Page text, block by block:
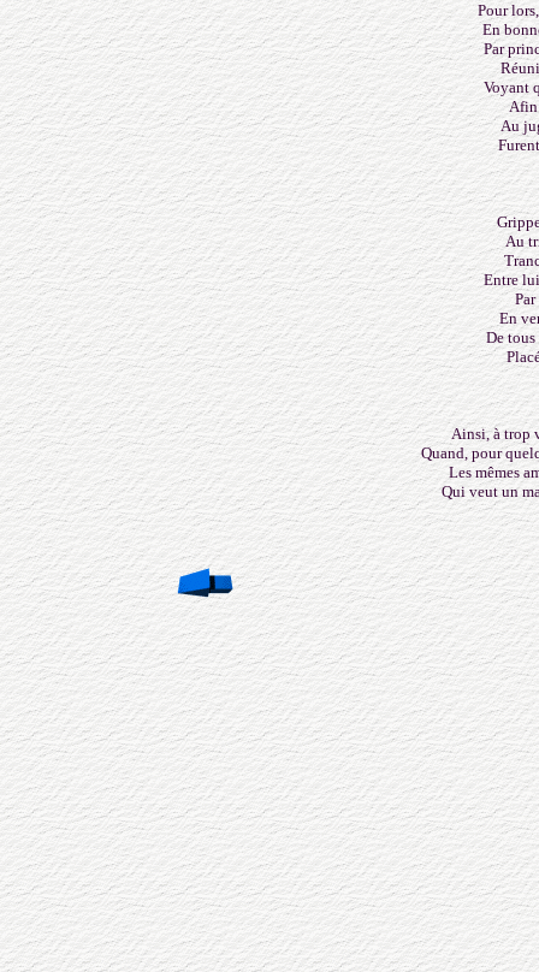
Pour
En
Par
Voyant
Afin
Au
Au
Entre
En
De tous
Ainsi, à trop
Quand, pour
Les mêmes
Qui veut un